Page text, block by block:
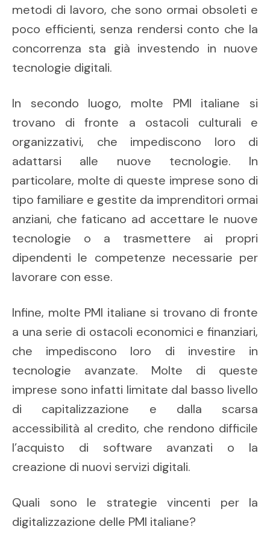
metodi di lavoro, che sono ormai obsoleti e
poco efficienti, senza rendersi conto che la
concorrenza sta già investendo in nuove
tecnologie digitali.
In secondo luogo, molte PMI italiane si
trovano di fronte a ostacoli culturali e
organizzativi, che impediscono loro di
adattarsi alle nuove tecnologie. In
particolare, molte di queste imprese sono di
tipo familiare e gestite da imprenditori ormai
anziani, che faticano ad accettare le nuove
tecnologie o a trasmettere ai propri
dipendenti le competenze necessarie per
lavorare con esse.
Infine, molte PMI italiane si trovano di fronte
a una serie di ostacoli economici e finanziari,
che impediscono loro di investire in
tecnologie avanzate. Molte di queste
imprese sono infatti limitate dal basso livello
di capitalizzazione e dalla scarsa
accessibilità al credito, che rendono difficile
l’acquisto di software avanzati o la
creazione di nuovi servizi digitali.
Quali sono le strategie vincenti per la
digitalizzazione delle PMI italiane?